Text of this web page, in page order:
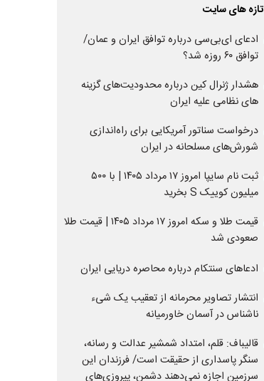
تازه های سایت
ادعای ای‌بی‌سی درباره توافق ایران و عمان/
توافق ۶۰ روزه شد؟
هشدار ژنرال کین درباره محدودیت‌های گزینه
های نظامی علیه ایران
درخواست سناتور آمریکایی برای راه‌اندازی
شورش‌های مسلحانه در ایران
ثبت نام سایپا امروز ۱۷ مرداد ۱۴۰۵ | با ۵۰۰
میلیون کوییک S بخرید
قیمت طلا و سکه امروز ۱۷ مرداد ۱۴۰۵ | قیمت طلا
صعودی شد
ادعاهای سنتکام درباره محاصره دریایی ایران
انتشار تصاویر محرمانه از تعقیب یک شیء
ناشناس در آسمان خاورمیانه
قالیباف: قلم، امتداد شمشیر عدالت و رسانه،
سنگر پاسداری از حقیقت است/ فرزندان این
سرزمین اجازه نمی‌دهند دشمن، پیروزی‌های